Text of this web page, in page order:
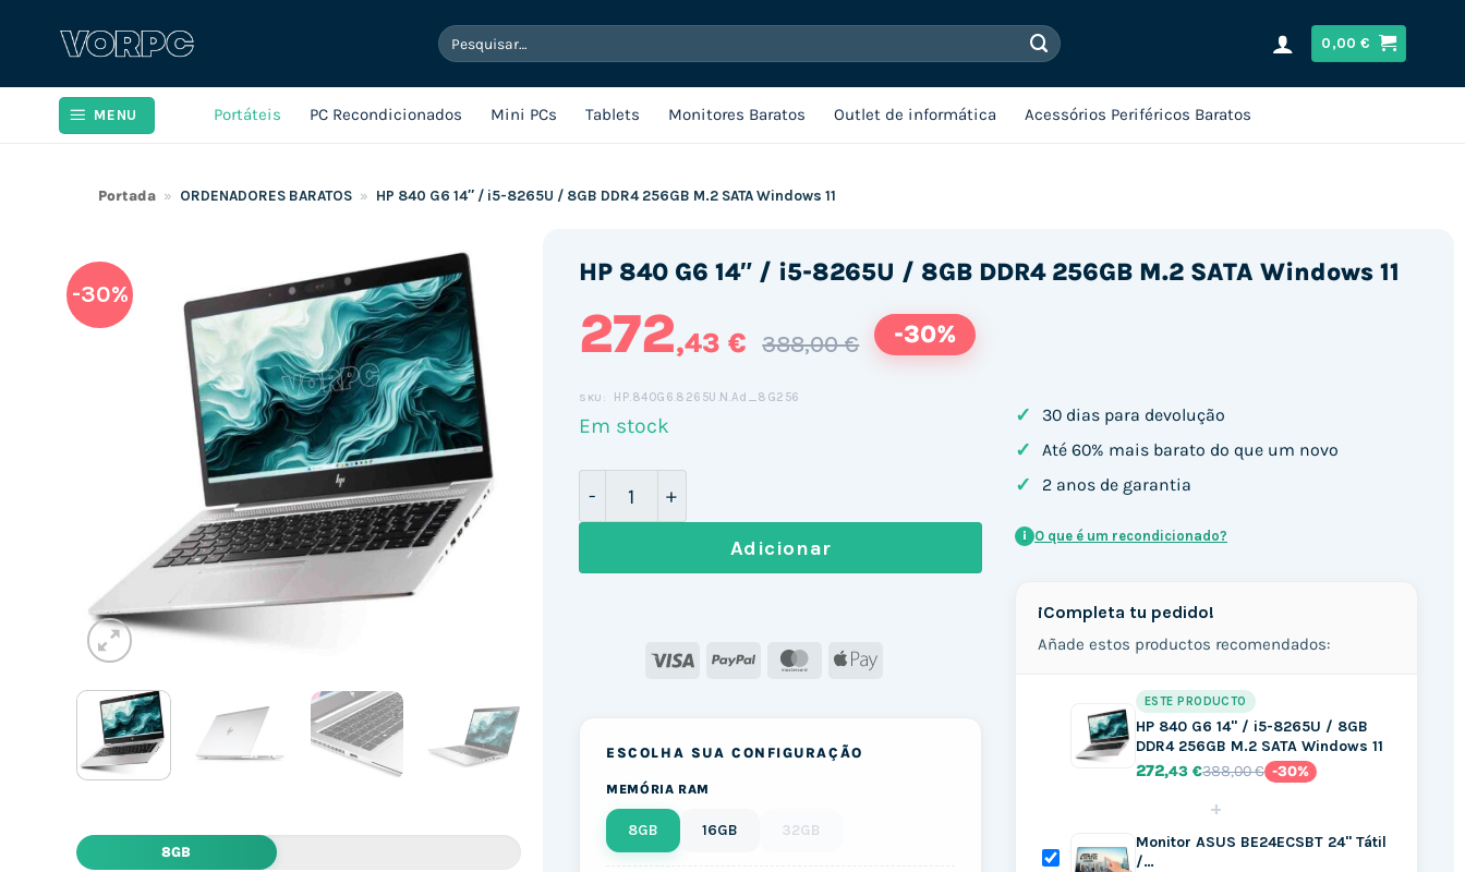
Pesquisar
por:
0,00€
MENU Portáteis PC Recondicionados Mini PCs Tablets Monitores Baratos Outlet de informática Acessórios Periféricos Baratos
Portada » ORDENADORES BARATOS » HP 840 G6 14″ / i5-8265U / 8GB DDR4 256GB M.2 SATA Windows 11
-30%
8GB
HP 840 G6 14″ / i5-8265U / 8GB DDR4 256GB M.2 SATA Windows 11
272,43 € 388,00 € -30%
SKU: HP.840G6.8265U.N.Ad_8G256
Em stock
Quantidade de HP 840 G6 14" / i5-8265U / 8GB DDR4 256GB M.2 SATA Windows 11
Adicionar
Visa PayPal MasterCard
Apple
ESCOLHA SUA CONFIGURAÇÃO
MEMÓRIA RAM
8GB 16GB 32GB
✓ 30 dias para devolução
✓ Até 60% mais barato do que um novo
✓ 2 anos de garantia
i O que é um recondicionado?
¡Completa tu pedido!
Añade estos productos recomendados:
ESTE PRODUCTO
HP 840 G6 14" / i5-8265U / 8GB
DDR4 256GB M.2 SATA Windows 11
272,43 €388,00 € -30%
+
Monitor ASUS BE24ECSBT 24" Tátil
/…